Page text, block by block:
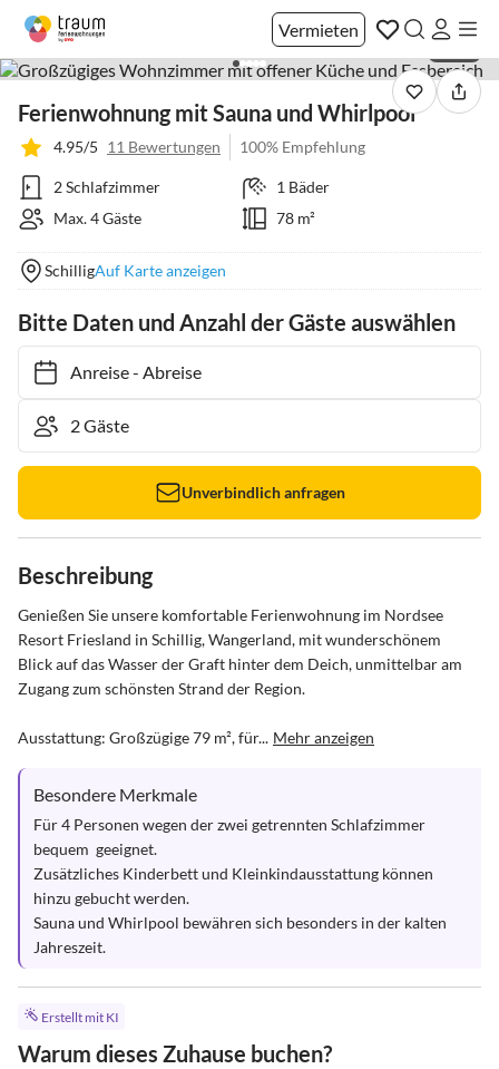
Vermieten
Ferienwohnung mit Sauna und Whirlpool
4.95/5 11 Bewertungen 100% Empfehlung
2 Schlafzimmer
1 Bäder
Max. 4 Gäste
78 m²
SchilligAuf Karte anzeigen
Bitte Daten und Anzahl der Gäste auswählen
Anreise- Abreise
Unverbindlich anfragen
Beschreibung
Genießen Sie unsere komfortable Ferienwohnung im Nordsee
Resort Friesland in Schillig, Wangerland, mit wunderschönem
Blick auf das Wasser der Graft hinter dem Deich, unmittelbar am
Zugang zum schönsten Strand der Region.
Ausstattung: Großzügige 79 m², für... Mehr anzeigen
Besondere Merkmale
Für 4 Personen wegen der zwei getrennten Schlafzimmer
bequem  geeignet.
Zusätzliches Kinderbett und Kleinkindausstattung können
hinzu gebucht werden.
Sauna und Whirlpool bewähren sich besonders in der kalten
Jahreszeit.
Erstellt mit KI
Warum dieses Zuhause buchen?